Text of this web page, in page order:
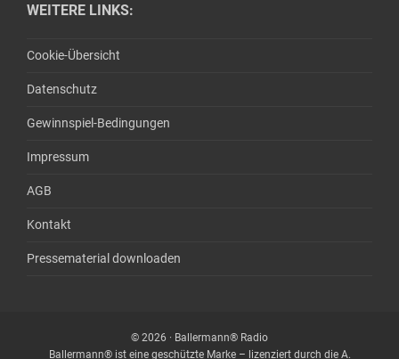
WEITERE LINKS:
Cookie-Übersicht
Datenschutz
Gewinnspiel-Bedingungen
Impressum
AGB
Kontakt
Pressematerial downloaden
© 2026 · Ballermann® Radio
Ballermann® ist eine geschützte Marke – lizenziert durch die A.